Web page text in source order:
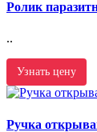
Ролик
..
Узнать цену
Ручка